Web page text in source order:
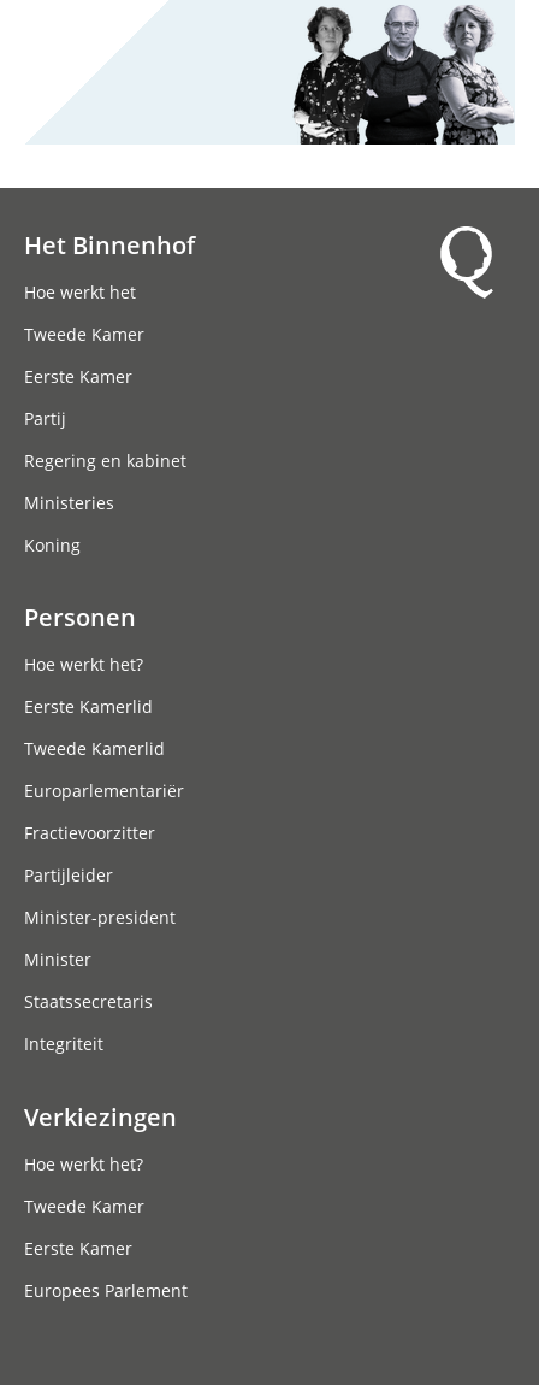
Het Binnenhof
Hoe werkt het
Tweede Kamer
Eerste Kamer
Partij
Regering en kabinet
Ministeries
Koning
Personen
Hoe werkt het?
Eerste Kamerlid
Tweede Kamerlid
Europarlementariër
Fractievoorzitter
Partijleider
Minister-president
Minister
Staatssecretaris
Integriteit
Verkiezingen
Hoe werkt het?
Tweede Kamer
Eerste Kamer
Europees Parlement